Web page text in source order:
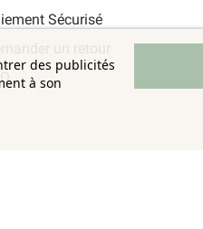
des publicités
à son
Sécurisé